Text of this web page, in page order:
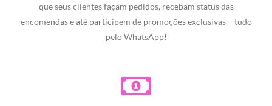
que seus clientes façam pedidos, recebam status das
encomendas e até participem de promoções exclusivas – tudo
pelo WhatsApp!